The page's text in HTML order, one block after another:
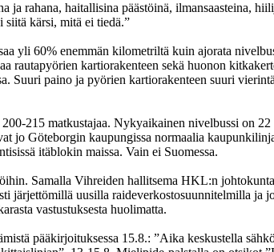
ja rahana, haitallisina päästöinä, ilmansaasteina,
siitä kärsi, mitä ei tiedä.”
yli 60% enemmän kilometriltä kuin ajorata
rautapyörien kartiorakenteen sekä huonon
paino ja pyörien kartiorakenteen suuri
215 matkustajaa. Nykyaikainen nivelbussi on
jo Göteborgin kaupungissa normaalia
itäblokin maissa. Vain ei Suomessa.
Samalla Vihreiden hallitsema HKL:n
uusilla raideverkostosuunnitelmilla ja
vastustuksesta huolimatta.
pääkirjoituksessa 15.8.: ”Aika keskustella